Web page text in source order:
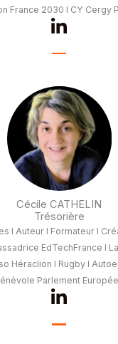
France 2030 I CY Cergy
L
n
e
d
i
n
-
i
n
Cécile CATHELIN
Trésorière
I Auteur I Formateur I
EdTechFrance I
Héraclion I Rugby I
Parlement
L
n